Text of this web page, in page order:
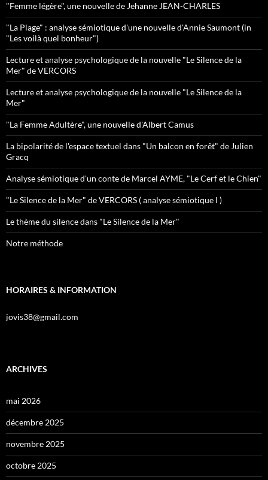
"Femme légère", une nouvelle de Jehanne JEAN-CHARLES
"La Plage" : analyse sémiotique d'une nouvelle d'Annie Saumont (in
"Les voilà quel bonheur")
Lecture et analyse psychologique de la nouvelle "Le Silence de la
Mer" de VERCORS
Lecture et analyse psychologique de la nouvelle "Le Silence de la
Mer"
"La Femme Adultère", une nouvelle d'Albert Camus
La bipolarité de l'espace textuel dans "Un balcon en forêt" de Julien
Gracq
Analyse sémiotique d'un conte de Marcel AYME, "Le Cerf et le Chien"
"Le Silence de la Mer" de VERCORS ( analyse sémiotique I )
Le thème du silence dans "Le Silence de la Mer"
Notre méthode
HORAIRES & INFORMATION
jovis38@gmail.com
ARCHIVES
mai 2026
décembre 2025
novembre 2025
octobre 2025